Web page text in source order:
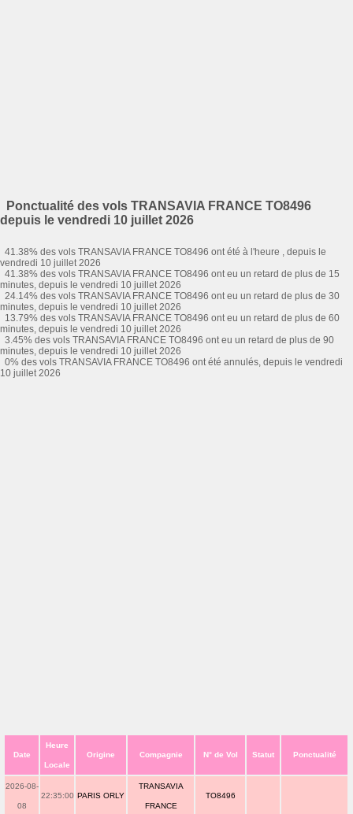
Ponctualité des vols TRANSAVIA FRANCE TO8496
depuis le vendredi 10 juillet 2026
41.38% des vols TRANSAVIA FRANCE TO8496 ont été à l'heure , depuis le
vendredi 10 juillet 2026
41.38% des vols TRANSAVIA FRANCE TO8496 ont eu un retard de plus de 15
minutes, depuis le vendredi 10 juillet 2026
24.14% des vols TRANSAVIA FRANCE TO8496 ont eu un retard de plus de 30
minutes, depuis le vendredi 10 juillet 2026
13.79% des vols TRANSAVIA FRANCE TO8496 ont eu un retard de plus de 60
minutes, depuis le vendredi 10 juillet 2026
3.45% des vols TRANSAVIA FRANCE TO8496 ont eu un retard de plus de 90
minutes, depuis le vendredi 10 juillet 2026
0% des vols TRANSAVIA FRANCE TO8496 ont été annulés, depuis le vendredi
10 juillet 2026
Date
Heure
Locale
Origine Compagnie N° de Vol Statut Ponctualité
2026-08-
08
22:35:00 PARIS ORLY
TRANSAVIA
FRANCE
TO8496